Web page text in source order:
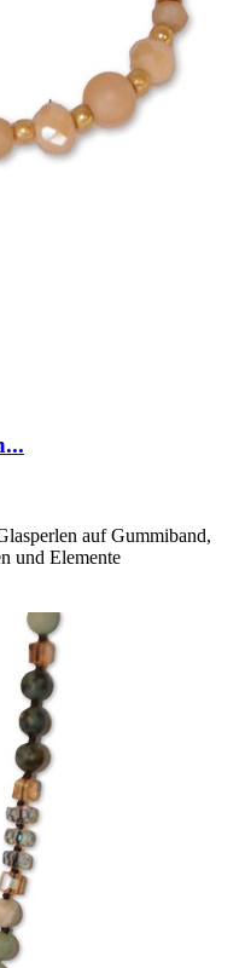
auf Gummiband,
und Elemente